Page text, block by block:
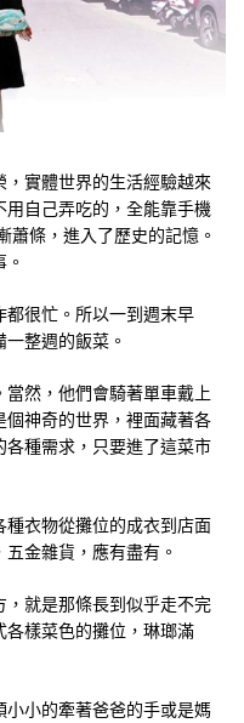
實體世界的生活經驗越來
自己弄吃的，全能靠手機
條，進入了歷史的記憶。
很忙。所以一到週末早
整週的飯菜。
然，他們會騎著單車戴上
神奇的世界，裡面藏著各
種需求，只要進了這菜市
衣物從攤位的成衣到店面
金雜貨，應有盡有。
就是那條長到似乎走不完
樣菜色的攤位，琳瑯滿
小的牽著爸爸的手或是媽